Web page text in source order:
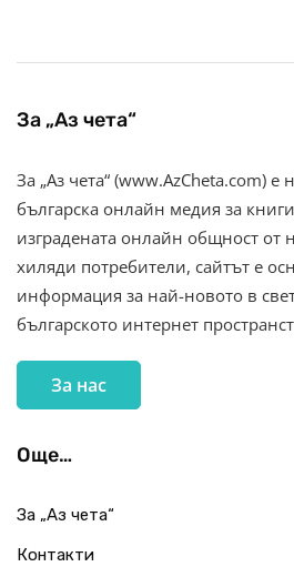
За „Аз чета“
За „Аз чета“ (www.AzCheta.com) е
българска онлайн медия за
изградената онлайн общност от
хиляди потребители, сайтът е
информация за най-новото в
българското интернет
За нас
Още…
За „Аз чета“
Контакти